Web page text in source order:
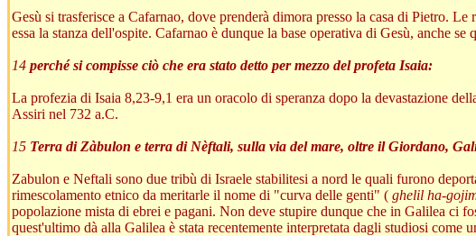
Gesù si trasferisce a Cafarnao, dove prenderà dimora presso la casa di Pietro.
essa la stanza dell'ospite. Cafarnao è dunque la base operativa di Gesù, anche
14 perché si compisse ciò che era stato detto per mezzo del profeta Isaia:
La profezia di Isaia 8,23-9,1 era un oracolo di speranza dopo la devastazione
Assiri nel 732 a.C.
15 Terra di Zàbulon e terra di Nèftali, sulla via del mare, oltre il Giordano,
Zabulon e Neftali sono due tribù di Israele stabilitesi a nord le quali furono
rimescolamento etnico da meritarle il nome di "curva delle genti" ( ghelil ha-
popolazione mista di ebrei e pagani. Non deve stupire dunque che in Galilea ci
quest'ultimo dà alla Galilea è stata recentemente interpretata dagli studiosi